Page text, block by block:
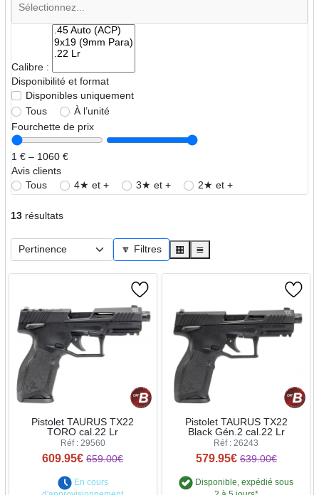
Calibre :
Disponibilité et format
Disponibles uniquement
Tous
À l’unité
Fourchette de prix
1 € – 1060 €
Avis clients
Tous
4★ et + 3★ et + 2★ et +
13résultats
🔽 Filtres ▦ ≣
Pistolet TAURUS TX22
TORO cal.22 Lr
Réf : 29560
609.95€ 659.00€
En cours
Pistolet TAURUS TX22
Black Gén.2 cal.22 Lr
Réf : 26243
579.95€ 639.00€
Disponible, expédié sous